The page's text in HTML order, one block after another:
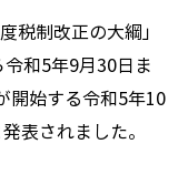
税制改正の大綱」
和5年9月30日ま
開始する令和5年10
表されました。